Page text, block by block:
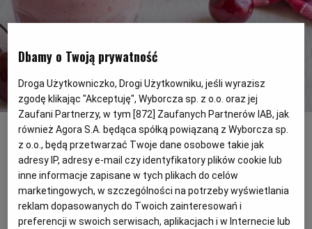
SAŁATKI
MAKARONY
DRÓB
MIĘSA
GRILL
KUCHNIA TAJSKA
KUCHNIA GRECKA
KUCHNIA PORTUGALSKA
KUCHNIA FRANCUSKA
SPRZĘT KUCHENNY
WEGE
WEGAN
BEZ GLUTENU
HISTORIE KULINARNE
FELIETONY KULINARNE
KSIĄŻKI KULINARNE
SZEF KUCHNI
SERWISY LOKALNE
BIAŁYSTOK
BIELSKO-BIAŁA
BYDGOSZCZ
WYBORCZA.PL
MAGAZYNY
DUŻY FORMAT
WYBORCZA CLASSIC
Przepis na koktajl wiśniowy (Fot. Shutterstock)
Orzeźwiający koktajl to jeden z pomysłów
radzenia sobie z ciepłem. Można go
trzymać w lodówce, aż do momentu
spożycia, a przyjemny efekt lekkiego
Dbamy o Twoją prywatność
Droga Użytkowniczko, Drogi Użytkowniku, jeśli wyrazisz
zgodę klikając "Akceptuję", Wyborcza sp. z o.o. oraz jej
Zaufani Partnerzy, w tym [872] Zaufanych Partnerów IAB, jak
również Agora S.A. będąca spółką powiązaną z Wyborcza sp.
z o.o., będą przetwarzać Twoje dane osobowe takie jak
adresy IP, adresy e-mail czy identyfikatory plików cookie lub
inne informacje zapisane w tych plikach do celów
marketingowych, w szczególności na potrzeby wyświetlania
reklam dopasowanych do Twoich zainteresowań i
preferencji w swoich serwisach, aplikacjach i w Internecie lub